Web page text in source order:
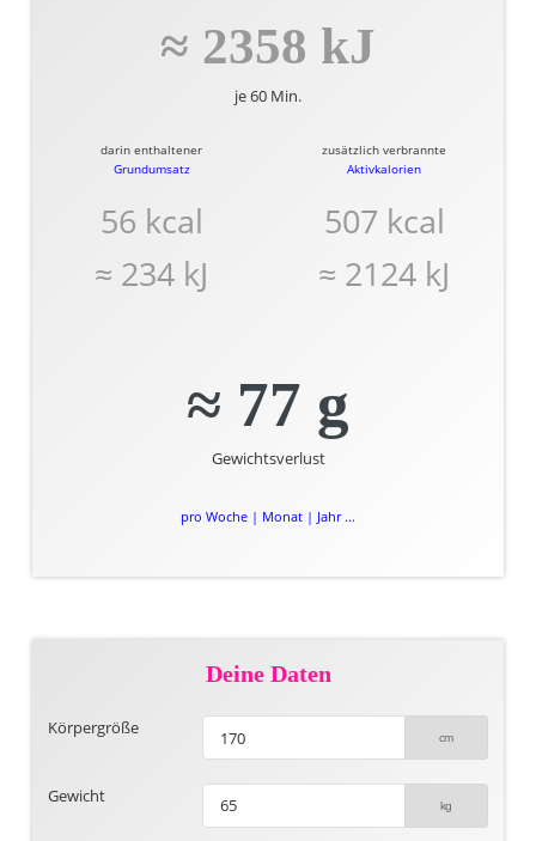
≈ 2358 kJ
je 60 Min.
darin enthaltener
Grundumsatz
56 kcal
≈ 234 kJ
zusätzlich verbrannte
Aktivkalorien
507 kcal
≈ 2124 kJ
≈ 77 g
Gewichtsverlust
pro Woche | Monat | Jahr ...
Deine Daten
Körpergröße
Gewicht